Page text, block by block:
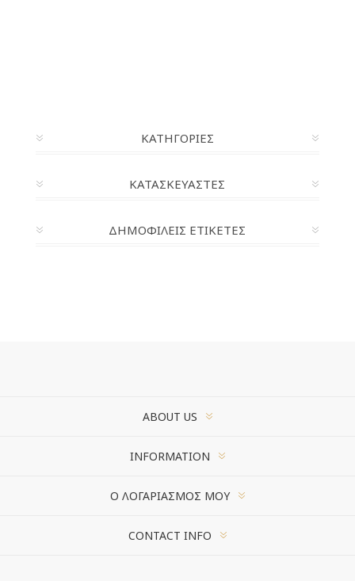
ΚΑΤΗΓΟΡΊΕΣ
ΚΑΤΑΣΚΕΥΑΣΤΈΣ
ΔΗΜΟΦΙΛΕΙΣ ΕΤΙΚΕΤΕΣ
ABOUT US
INFORMATION
Ο ΛΟΓΑΡΙΑΣΜΌΣ ΜΟΥ
CONTACT INFO